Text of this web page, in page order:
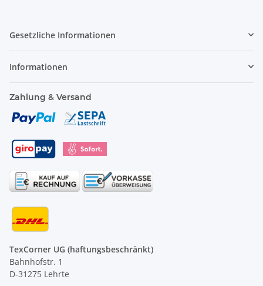
Gesetzliche Informationen
Informationen
Zahlung & Versand
TexCorner UG (haftungsbeschränkt)
Bahnhofstr. 1
D-31275 Lehrte